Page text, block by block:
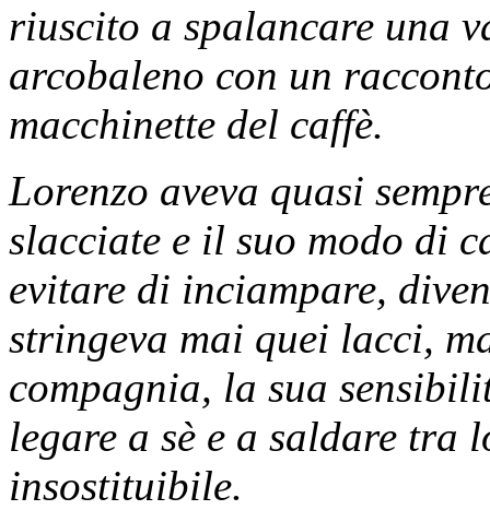
riuscito a spalancare una
arcobaleno con un
macchinette del caffè.
Lorenzo aveva quasi
slacciate e il suo modo di
evitare di inciampare,
stringeva mai quei lacci,
compagnia, la sua
legare a sè e a saldare tra
insostituibile.